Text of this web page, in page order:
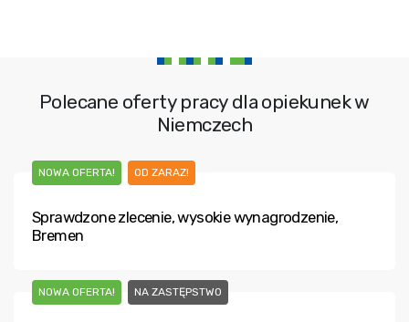
Polecane oferty pracy dla opiekunek w
Niemczech
NOWA OFERTA! OD ZARAZ!
Sprawdzone zlecenie, wysokie wynagrodzenie,
Bremen
NOWA OFERTA! NA ZASTĘPSTWO